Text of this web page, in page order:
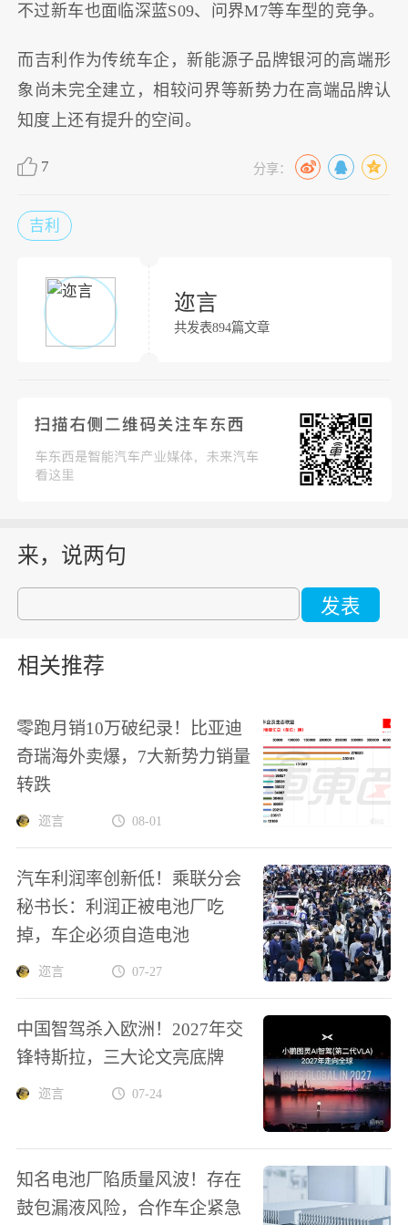
不过新车也面临深蓝S09、问界M7等车型的竞争。
而吉利作为传统车企，新能源子品牌银河的高端形
象尚未完全建立，相较问界等新势力在高端品牌认
知度上还有提升的空间。
7 分享：
吉利
迩言
共发表894篇文章
来，说两句
发表
相关推荐
零跑月销10万破纪录！比亚迪
奇瑞海外卖爆，7大新势力销量
转跌
迩言 08-01
汽车利润率创新低！乘联分会
秘书长：利润正被电池厂吃
掉，车企必须自造电池
迩言 07-27
中国智驾杀入欧洲！2027年交
锋特斯拉，三大论文亮底牌
迩言 07-24
知名电池厂陷质量风波！存在
鼓包漏液风险，合作车企紧急